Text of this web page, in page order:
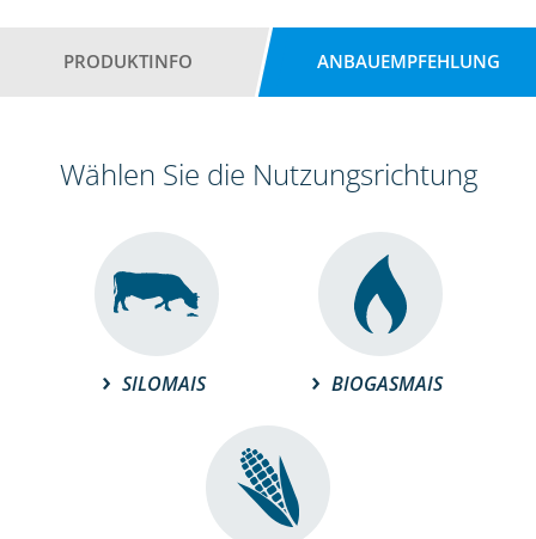
PRODUKTINFO ANBAUEMPFEHLUNG
Wählen Sie die Nutzungsrichtung
SILOMAIS BIOGASMAIS